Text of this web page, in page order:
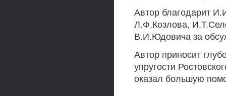
Автор благодарит
Л.Ф.Козлова,
В.И.Юдовича за
Автор приносит
упругости
оказал большую